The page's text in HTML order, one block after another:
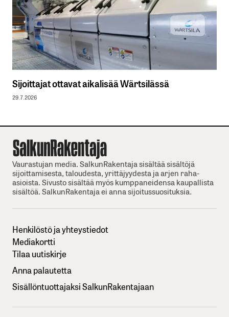
Sijoittajat ottavat aikalisää Wärtsilässä
29.7.2026
Vaurastujan media. SalkunRakentaja sisältää sisältöjä
sijoittamisesta, taloudesta, yrittäjyydesta ja arjen raha-
asioista. Sivusto sisältää myös kumppaneidensa kaupallista
sisältöä. SalkunRakentaja ei anna sijoitussuosituksia.
Henkilöstö ja yhteystiedot
Mediakortti
Tilaa uutiskirje
Anna palautetta
Sisällöntuottajaksi SalkunRakentajaan